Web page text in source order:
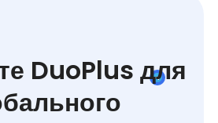
DuoPlus для